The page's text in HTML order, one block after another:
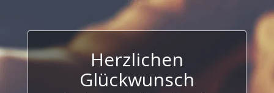
Herzlichen
Glückwunsch